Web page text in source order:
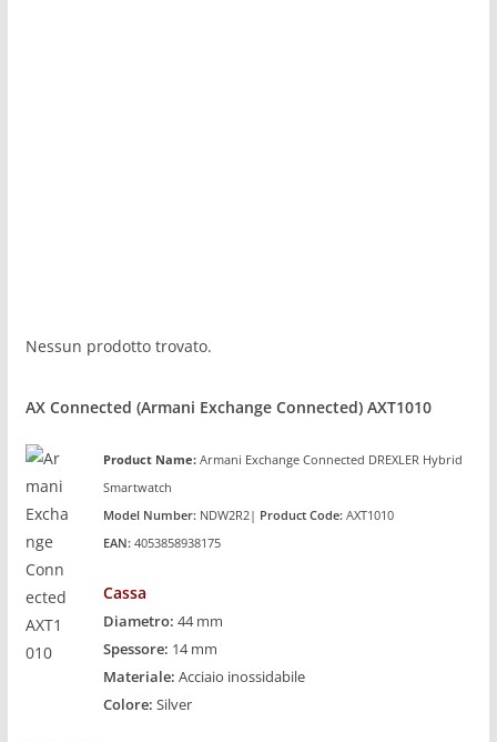
Nessun prodotto trovato.
AX Connected (Armani Exchange Connected) AXT1010
ProductName: Armani Exchange Connected DREXLER Hybrid
Smartwatch
Model Number:NDW2R2| Product Code:AXT1010
EAN: 4053858938175
Cassa
Diametro: 44 mm
Spessore: 14 mm
Materiale: Acciaio inossidabile
Colore: Silver